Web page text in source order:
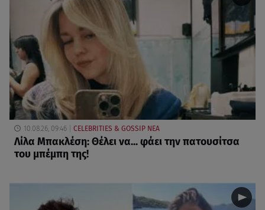
10.08.26, 09:46 CELEBRITIES & GOSSIP ΝΕΑ
Λίλα Μπακλέση: Θέλει να... φάει την πατουσίτσα
του μπέμπη της!